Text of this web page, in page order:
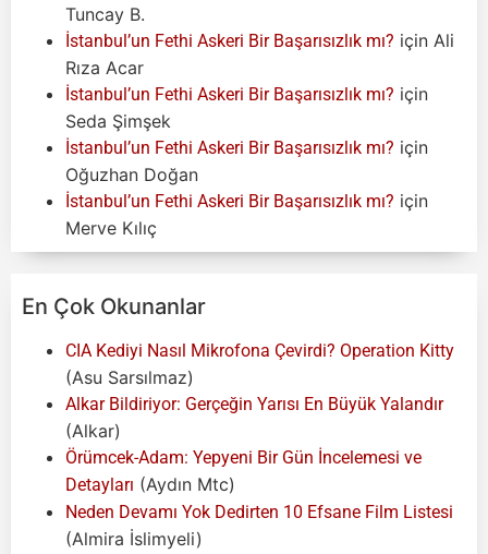
Tuncay B.
İstanbul’un Fethi Askeri Bir Başarısızlık mı? için Ali
Rıza Acar
İstanbul’un Fethi Askeri Bir Başarısızlık mı? için
Seda Şimşek
İstanbul’un Fethi Askeri Bir Başarısızlık mı? için
Oğuzhan Doğan
İstanbul’un Fethi Askeri Bir Başarısızlık mı? için
Merve Kılıç
En Çok Okunanlar
CIA Kediyi Nasıl Mikrofona Çevirdi? Operation Kitty
(Asu Sarsılmaz)
Alkar Bildiriyor: Gerçeğin Yarısı En Büyük Yalandır
(Alkar)
Örümcek-Adam: Yepyeni Bir Gün İncelemesi ve
Detayları (Aydın Mtc)
Neden Devamı Yok Dedirten 10 Efsane Film Listesi
(Almira İslimyeli)